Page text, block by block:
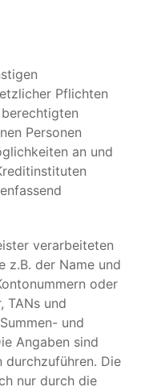
Pflichten
Personen
an und
verarbeiteten
z.B. der Name und
oder
TANs und
und
Angaben sind
durchzuführen. Die
nur durch die